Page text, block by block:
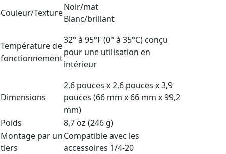
Couleur/Texture
Noir/mat
Blanc/brillant
Température de
fonctionnement
32° à 95°F (0° à 35°C) conçu
pour une utilisation en
intérieur
Dimensions
2,6 pouces x 2,6 pouces x 3,9
pouces (66 mm x 66 mm x 99,2
mm)
Poids
8,7 oz (246 g)
Montage par un
tiers
Compatible avec les
accessoires 1/4-20